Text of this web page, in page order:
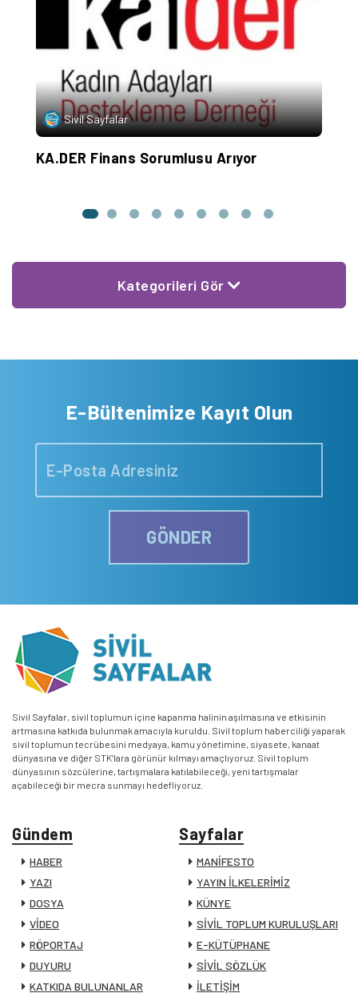
Sivil Sayfalar
KA.DER Finans Sorumlusu Arıyor
Kategorileri Gör
E-Bültenimize Kayıt Olun
GÖNDER
Sivil Sayfalar, sivil toplumun içine kapanma halinin aşılmasına ve etkisinin
artmasına katkıda bulunmak amacıyla kuruldu. Sivil toplum haberciliği yaparak
sivil toplumun tecrübesini medyaya, kamu yönetimine, siyasete, kanaat
dünyasına ve diğer STK’lara görünür kılmayı amaçlıyoruz. Sivil toplum
dünyasının sözcülerine, tartışmalara katılabileceği, yeni tartışmalar
açabileceği bir mecra sunmayı hedefliyoruz.
Gündem
HABER
YAZI
DOSYA
VİDEO
RÖPORTAJ
DUYURU
KATKIDA BULUNANLAR
Sayfalar
MANİFESTO
YAYIN İLKELERİMİZ
KÜNYE
SİVİL TOPLUM KURULUŞLARI
E-KÜTÜPHANE
SİVİL SÖZLÜK
İLETİŞİM